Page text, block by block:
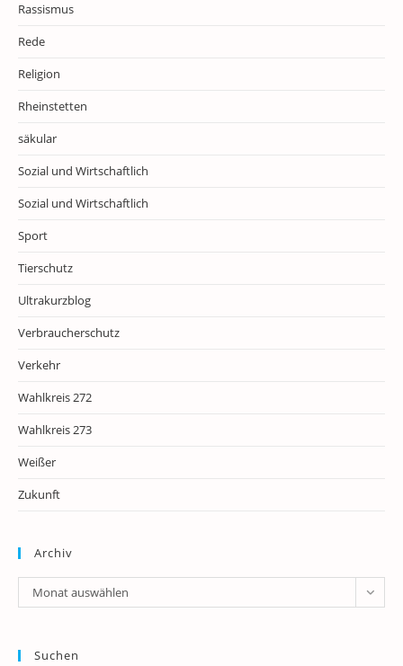
Rassismus
Rede
Religion
Rheinstetten
säkular
Sozial und Wirtschaftlich
Sozial und Wirtschaftlich
Sport
Tierschutz
Ultrakurzblog
Verbraucherschutz
Verkehr
Wahlkreis 272
Wahlkreis 273
Weißer
Zukunft
Archiv
Archiv
Monat auswählen
Suchen